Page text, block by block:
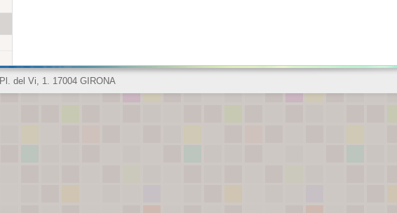
Pl. del Vi, 1. 17004 GIRONA